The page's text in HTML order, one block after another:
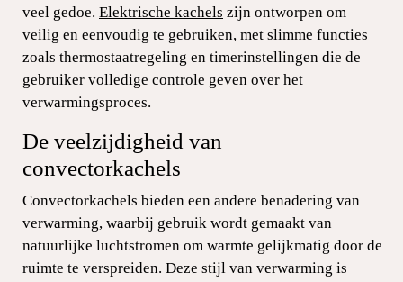
veel gedoe. Elektrische kachels zijn ontworpen om
veilig en eenvoudig te gebruiken, met slimme functies
zoals thermostaatregeling en timerinstellingen die de
gebruiker volledige controle geven over het
verwarmingsproces.
De veelzijdigheid van
convectorkachels
Convectorkachels bieden een andere benadering van
verwarming, waarbij gebruik wordt gemaakt van
natuurlijke luchtstromen om warmte gelijkmatig door de
ruimte te verspreiden. Deze stijl van verwarming is